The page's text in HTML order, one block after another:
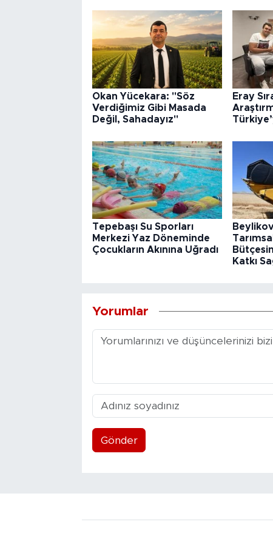
Okan Yücekara: "Söz
Verdiğimiz Gibi Masada
Değil, Sahadayız"
Eray
Tepebaşı Su Sporları
Merkezi Yaz Döneminde
Çocukların Akınına Uğradı
Katkı
Yorumlar
Gönder